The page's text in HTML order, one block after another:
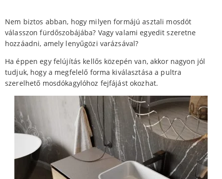
Nem biztos abban, hogy milyen formájú asztali mosdót
válasszon fürdőszobájába? Vagy valami egyedit szeretne
hozzáadni, amely lenyűgözi varázsával?
Ha éppen egy felújítás kellős közepén van, akkor nagyon jól
tudjuk, hogy a megfelelő forma kiválasztása a pultra
szerelhető mosdókagylóhoz fejfájást okozhat.